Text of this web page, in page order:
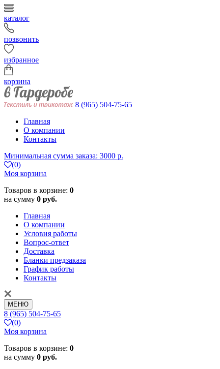
каталог
позвонить
избранное
корзина
8 (965) 504-75-65
Главная
О компании
Контакты
Минимальная сумма заказа: 3000 р.
(0)
Моя корзина
Товаров в корзине: 0
на сумму 0 руб.
Главная
О компании
Условия работы
Вопрос-ответ
Доставка
Бланки предзаказа
График работы
Контакты
МЕНЮ
8 (965) 504-75-65
(0)
Моя корзина
Товаров в корзине: 0
на сумму 0 руб.